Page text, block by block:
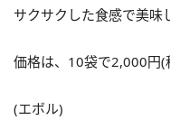
サクサクした食感で美味
価格は、10袋で2,000円(
(エボル)